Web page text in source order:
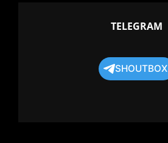
TELEGRAM
SHOUTBOX